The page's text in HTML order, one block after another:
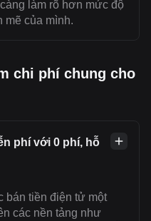
làm rõ hơn mức độ
mẽ của mình.
chi phí chung cho
phí với 0 phí, hỗ
bán tiền điện tử một
các nền tảng như